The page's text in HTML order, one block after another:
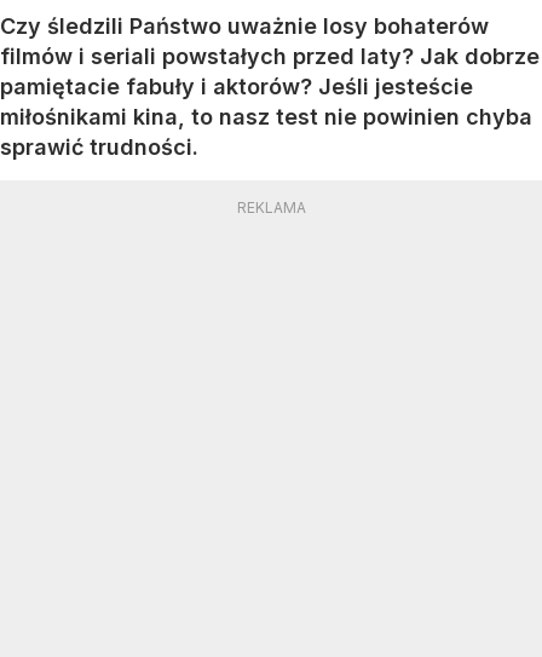
Czy śledzili Państwo uważnie losy bohaterów
filmów i seriali powstałych przed laty? Jak dobrze
pamiętacie fabuły i aktorów? Jeśli jesteście
miłośnikami kina, to nasz test nie powinien chyba
sprawić trudności.